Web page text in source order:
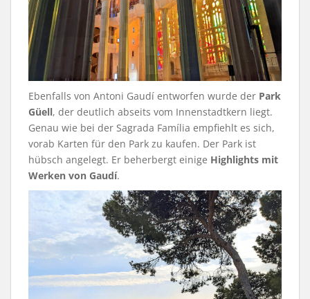
Ebenfalls von Antoni Gaudí entworfen wurde der Park
Güell, der deutlich abseits vom Innenstadtkern liegt.
Genau wie bei der Sagrada Família empfiehlt es sich,
vorab Karten für den Park zu kaufen. Der Park ist
hübsch angelegt. Er beherbergt einige Highlights mit
Werken von Gaudí.